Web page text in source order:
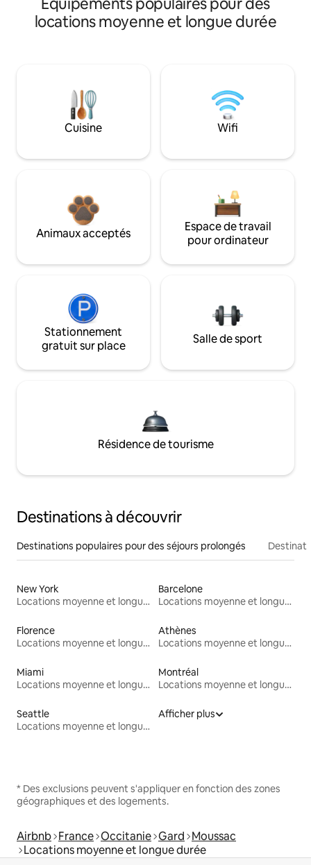
locations moyenne et longue durée
Cuisine Wifi
Animaux acceptés
Espace de travail
pour ordinateur
Stationnement
gratuit sur place
Salle de sport
Résidence de tourisme
Destinations à découvrir
Destinations populaires pour des séjours prolongés
New York
Locations moyenne et longue durée
Barcelone
Locations moyenne et longue durée
Florence
Locations moyenne et longue durée
Athènes
Locations moyenne et longue durée
Miami
Locations moyenne et longue durée
Montréal
Locations moyenne et longue durée
Seattle
Locations moyenne et longue durée
Afficher plus
* Des exclusions peuvent s'appliquer en fonction des zones
géographiques et des logements.
Airbnb France Occitanie Gard Moussac
Locations moyenne et longue durée